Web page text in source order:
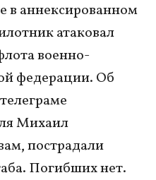
в аннексированном
атаковал
военно-
федерации. Об
Михаил
пострадали
Погибших нет.